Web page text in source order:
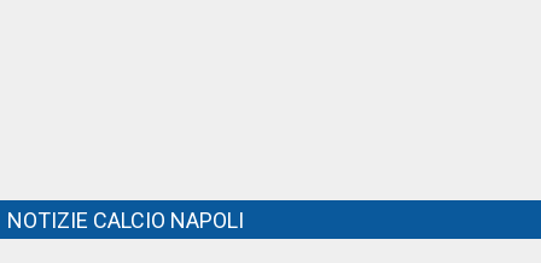
NOTIZIE CALCIO NAPOLI